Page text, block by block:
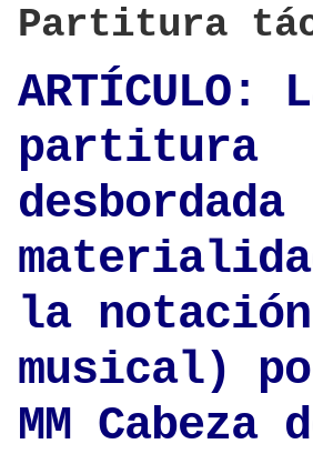
Partitura
ARTÍCULO:
partitura
la notación
musical)
MM Cabeza